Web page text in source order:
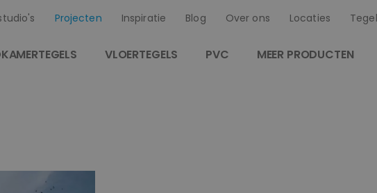
Projecten Inspiratie Blog Over ons Locaties
VLOERTEGELS PVC MEER PRODUCTEN